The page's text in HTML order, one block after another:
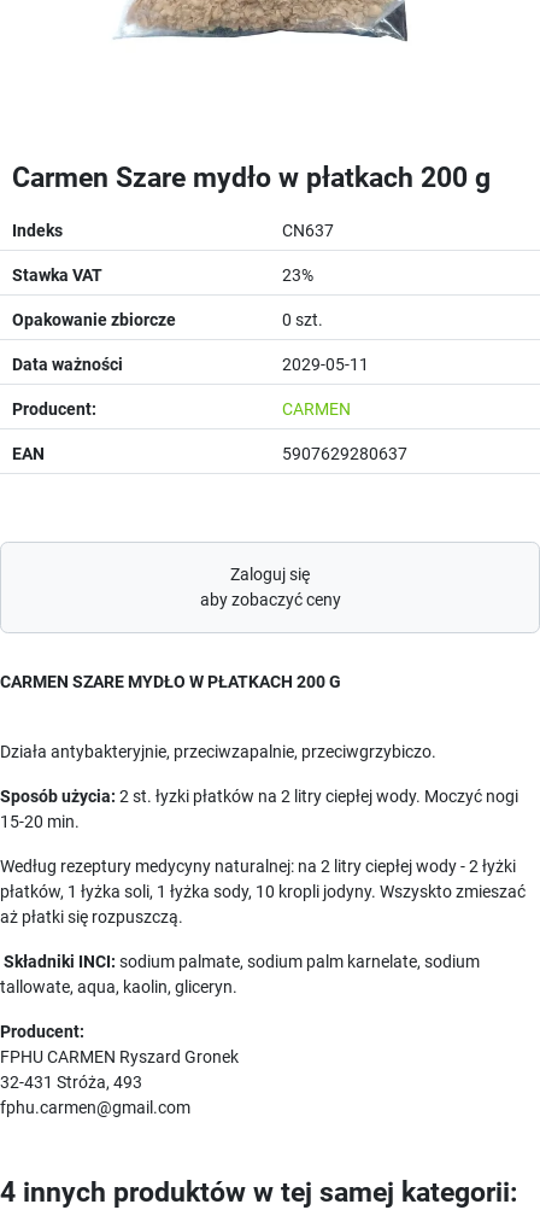
Carmen Szare mydło w płatkach 200 g
Indeks CN637
Stawka VAT 23%
Opakowanie zbiorcze 0 szt.
Data ważności 2029-05-11
Producent: CARMEN
EAN 5907629280637
Zaloguj się
aby zobaczyć ceny
CARMEN SZARE MYDŁO W PŁATKACH 200 G
Działa antybakteryjnie, przeciwzapalnie, przeciwgrzybiczo.
Sposób użycia: 2 st. łyzki płatków na 2 litry ciepłej wody. Moczyć nogi
15-20 min.
Według rezeptury medycyny naturalnej: na 2 litry ciepłej wody - 2 łyżki
płatków, 1 łyżka soli, 1 łyżka sody, 10 kropli jodyny. Wszyskto zmieszać
aż płatki się rozpuszczą.
Składniki INCI: sodium palmate, sodium palm karnelate, sodium
tallowate, aqua, kaolin, gliceryn.
Producent:
FPHU CARMEN Ryszard Gronek
32-431 Stróża, 493
fphu.carmen@gmail.com
4 innych produktów w tej samej kategorii: